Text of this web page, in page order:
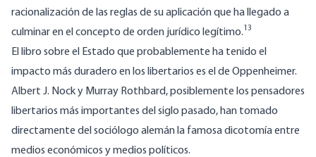
racionalización de las reglas de su aplicación que ha llegado a
culminar en el concepto de orden jurídico legítimo.13
El libro sobre el Estado que probablemente ha tenido el
impacto más duradero en los libertarios es el de Oppenheimer.
Albert J. Nock y Murray Rothbard, posiblemente los pensadores
libertarios más importantes del siglo pasado, han tomado
directamente del sociólogo alemán la famosa dicotomía entre
medios económicos y medios políticos.